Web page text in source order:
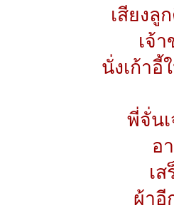
เสียงลู
เจ้
นั่งเก้า
พี่จั่น
อ
เ
ผ้าอี